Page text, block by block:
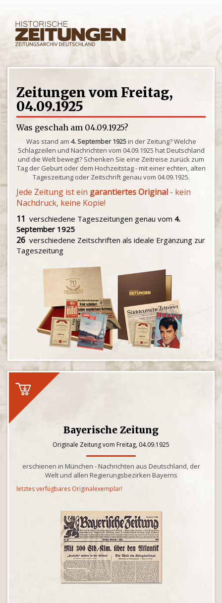
Zeitungen vom Freitag,
04.09.1925
Was geschah am 04.09.1925?
Was stand am 4. September 1925in der Zeitung? Welche
Schlagzeilen und Nachrichten vom 04.09.1925 hat Deutschland
und die Welt bewegt? Schenken Sie eine Zeitreise zurück zum
Tag der Geburt oder dem Hochzeitstag - mit einer echten, alten
Tageszeitung oder Zeitschrift genau vom 04.09.1925.
Jede Zeitung ist ein garantiertes Original - kein
Nachdruck, keine Kopie!
11 verschiedene Tageszeitungen genau vom 4.
September 1925
26 verschiedene Zeitschriften als ideale Ergänzung zur
Tageszeitung
Bayerische Zeitung
Originale Zeitung vom Freitag, 04.09.1925
erschienen in München - Nachrichten aus Deutschland, der
Welt und allen Regierungsbezirken Bayerns
letztes verfügbares Originalexemplar!